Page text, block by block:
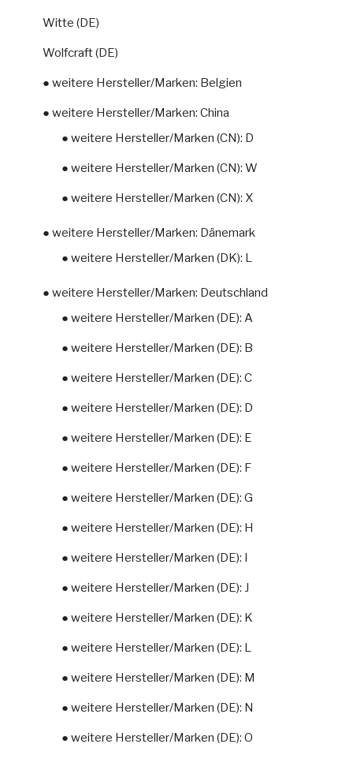
Witte (DE)
Wolfcraft (DE)
● weitere Hersteller/Marken: Belgien
● weitere Hersteller/Marken: China
● weitere Hersteller/Marken (CN): D
● weitere Hersteller/Marken (CN): W
● weitere Hersteller/Marken (CN): X
● weitere Hersteller/Marken: Dänemark
● weitere Hersteller/Marken (DK): L
● weitere Hersteller/Marken: Deutschland
● weitere Hersteller/Marken (DE): A
● weitere Hersteller/Marken (DE): B
● weitere Hersteller/Marken (DE): C
● weitere Hersteller/Marken (DE): D
● weitere Hersteller/Marken (DE): E
● weitere Hersteller/Marken (DE): F
● weitere Hersteller/Marken (DE): G
● weitere Hersteller/Marken (DE): H
● weitere Hersteller/Marken (DE): I
● weitere Hersteller/Marken (DE): J
● weitere Hersteller/Marken (DE): K
● weitere Hersteller/Marken (DE): L
● weitere Hersteller/Marken (DE): M
● weitere Hersteller/Marken (DE): N
● weitere Hersteller/Marken (DE): O